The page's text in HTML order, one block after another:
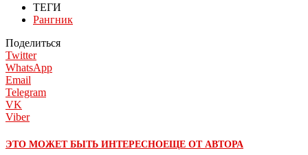
ТЕГИ
Рангник
Поделиться
Twitter
WhatsApp
Email
Telegram
VK
Viber
ЭТО МОЖЕТ БЫТЬ ИНТЕРЕСНОЕЩЕ ОТ АВТОРА